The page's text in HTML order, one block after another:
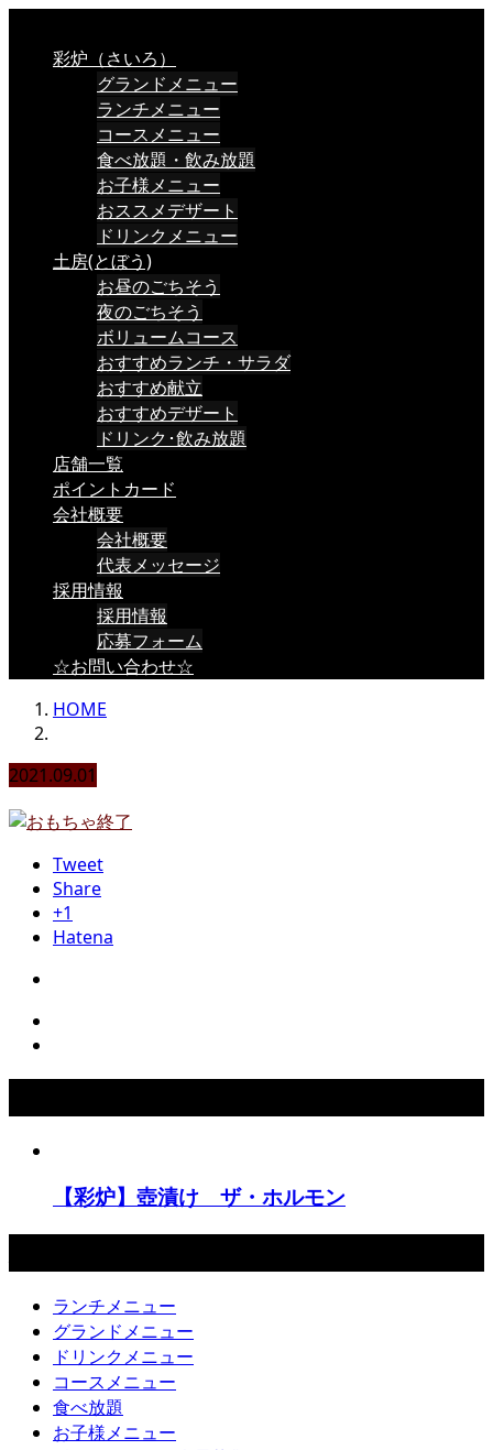
彩炉（さいろ）
グランドメニュー
ランチメニュー
コースメニュー
食べ放題・飲み放題
お子様メニュー
おススメデザート
ドリンクメニュー
土房(とぼう)
お昼のごちそう
夜のごちそう
ボリュームコース
おすすめランチ・サラダ
おすすめ献立
おすすめデザート
ドリンク･飲み放題
店舗一覧
ポイントカード
会社概要
会社概要
代表メッセージ
採用情報
採用情報
応募フォーム
☆お問い合わせ☆
HOME
2021.09.01
Tweet
Share
+1
Hatena
【彩炉】壺漬け ザ・ホルモン
ランチメニュー
グランドメニュー
ドリンクメニュー
コースメニュー
食べ放題
お子様メニュー